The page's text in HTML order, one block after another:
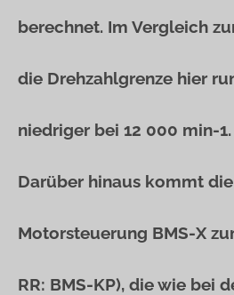
berechnet. Im Vergleich
die Drehzahlgrenze hier
niedriger bei 12 000 min-1.
Darüber hinaus kommt
Motorsteuerung BMS-X
RR: BMS-KP), die wie bei